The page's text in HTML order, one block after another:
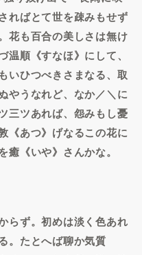
ればとて世を疎みもせず
花も百合の美しさは無け
順《すなほ》にして、
いひつべきさまなる、取
やうなれど、なか／＼に
三ツあれば、怨みもし憂
《あつ》げなるこの花に
癒《いや》さんかな。
らず。初めは淡く色あれ
。たとへば聊か気質